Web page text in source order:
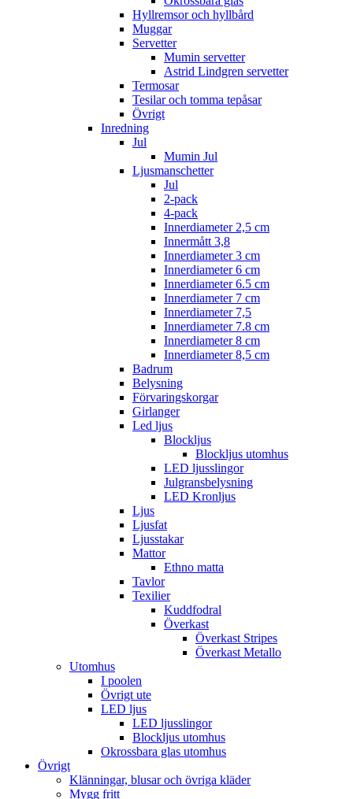
Hyllremsor och hyllbård
Muggar
Servetter
Mumin servetter
Astrid Lindgren servetter
Termosar
Tesilar och tomma tepåsar
Övrigt
Inredning
Jul
Mumin Jul
Ljusmanschetter
Jul
2-pack
4-pack
Innerdiameter 2,5 cm
Innermått 3,8
Innerdiameter 3 cm
Innerdiameter 6 cm
Innerdiameter 6.5 cm
Innerdiameter 7 cm
Innerdiameter 7,5
Innerdiameter 7.8 cm
Innerdiameter 8 cm
Innerdiameter 8,5 cm
Badrum
Belysning
Förvaringskorgar
Girlanger
Led ljus
Blockljus
Blockljus utomhus
LED ljusslingor
Julgransbelysning
LED Kronljus
Ljus
Ljusfat
Ljusstakar
Mattor
Ethno matta
Tavlor
Texilier
Kuddfodral
Överkast
Överkast Stripes
Överkast Metallo
Utomhus
I poolen
Övrigt ute
LED ljus
LED ljusslingor
Blockljus utomhus
Okrossbara glas utomhus
Övrigt
Klänningar, blusar och övriga kläder
Mygg fritt